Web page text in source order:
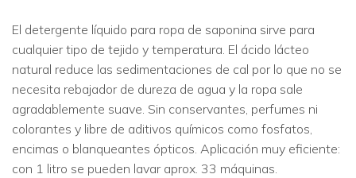
El detergente líquido para ropa de saponina sirve para
cualquier tipo de tejido y temperatura. El ácido lácteo
natural reduce las sedimentaciones de cal por lo que no se
necesita rebajador de dureza de agua y la ropa sale
agradablemente suave. Sin conservantes, perfumes ni
colorantes y libre de aditivos químicos como fosfatos,
encimas o blanqueantes ópticos. Aplicación muy eficiente:
con 1 litro se pueden lavar aprox. 33 máquinas.